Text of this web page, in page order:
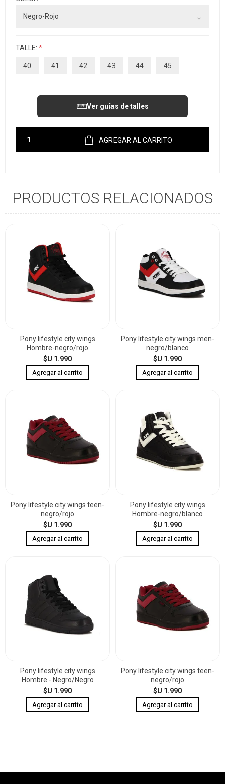
TALLE: *
40 41 42 43 44 45
Ver guías de talles
AGREGAR AL CARRITO
PRODUCTOS RELACIONADOS
Pony lifestyle city wings
Hombre-negro/rojo
$U 1.990
Pony lifestyle city wings men-
negro/blanco
$U 1.990
Pony lifestyle city wings teen-
negro/rojo
$U 1.990
Pony lifestyle city wings
Hombre-negro/blanco
$U 1.990
Pony lifestyle city wings
Hombre - Negro/Negro
$U 1.990
Pony lifestyle city wings teen-
negro/rojo
$U 1.990